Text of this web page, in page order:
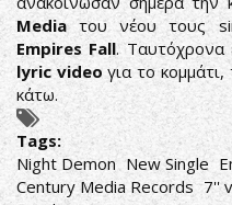
Mediaτου νέου τους
Empires Fall. Ταυτόχρονα
lyric video για το
κάτω.
Tags:
Night Demon New Single
Century Media Records 7''